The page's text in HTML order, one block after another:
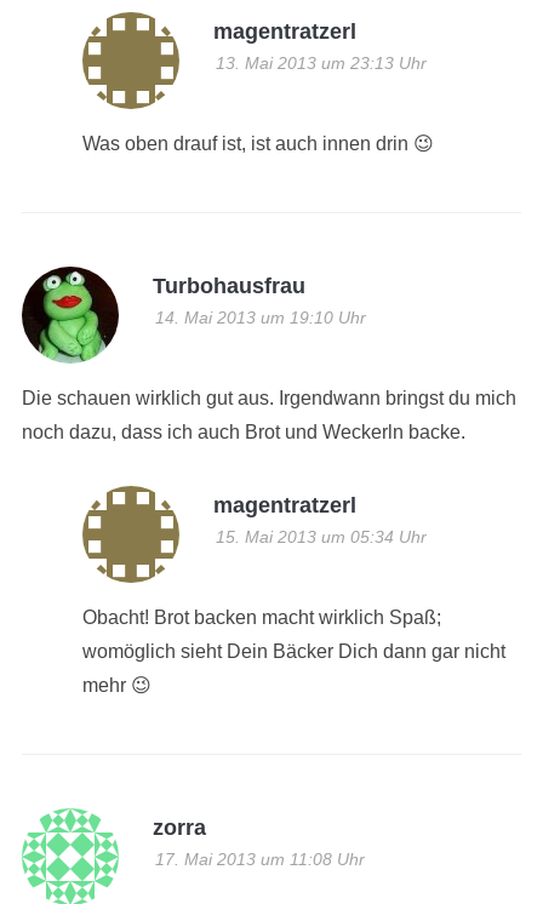
magentratzerl
13. Mai 2013 um 23:13 Uhr
Was oben drauf ist, ist auch innen drin 😉
Turbohausfrau
14. Mai 2013 um 19:10 Uhr
Die schauen wirklich gut aus. Irgendwann bringst du mich
noch dazu, dass ich auch Brot und Weckerln backe.
magentratzerl
15. Mai 2013 um 05:34 Uhr
Obacht! Brot backen macht wirklich Spaß;
womöglich sieht Dein Bäcker Dich dann gar nicht
mehr 😉
zorra
17. Mai 2013 um 11:08 Uhr